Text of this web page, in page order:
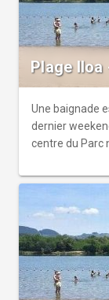
Plage Iloa
Une baignade
dernier
centre du Parc